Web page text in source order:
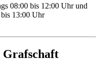
08:00 bis 12:00 Uhr und
13:00 Uhr